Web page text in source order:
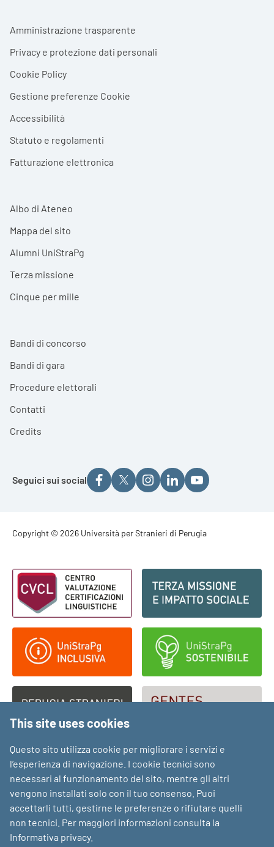
Footer menu
Amministrazione trasparente
Privacy e protezione dati personali
Cookie Policy
Gestione preferenze Cookie
Accessibilità
Statuto e regolamenti
Fatturazione elettronica
Albo di Ateneo
Mappa del sito
Alumni UniStraPg
Terza missione
Cinque per mille
Bandi di concorso
Bandi di gara
Procedure elettorali
Contatti
Credits
Seguici sui social
Footer - Copyright
Copyright © 2026 Università per Stranieri di Perugia
Footer - Loghi
This site uses cookies
Questo sito utilizza cookie per migliorare i servizi e
l’esperienza di navigazione. I cookie tecnici sono
necessari al funzionamento del sito, mentre gli altri
vengono installati solo con il tuo consenso. Puoi
accettarli tutti, gestirne le preferenze o rifiutare quelli
non tecnici. Per maggiori informazioni consulta la
Informativa privacy.